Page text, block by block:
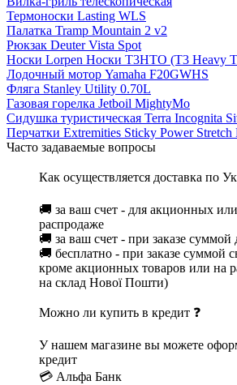
Термоноски Lasting WLS
Палатка Tramp Mountain 2 v2
Рюкзак Deuter Vista Spot
Носки Lorpen Носки T3HTO (T3 Heavy
Лодочный мотор Yamaha F20GWHS
Фляга Stanley Utility 0.70L
Газовая горелка Jetboil MightyMo
Сидушка туристическая Terra Incognita
Перчатки Extremities Sticky Power
Часто задаваемые вопросы
Как осуществляется доставка по
🚚 за ваш счет - для акционных
распродаже
🚚 за ваш счет - при заказе суммой
🚚 бесплатно - при заказе суммой
кроме акционных товаров или на
на склад Нової Пошти)
Можно ли купить в кредит ❓
У нашем магазине вы можете
кредит
💳 Альфа Банк